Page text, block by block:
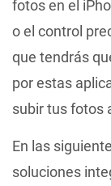
fotos en el
o el control
que tendrás
por estas
subir tus fotos
En las
soluciones